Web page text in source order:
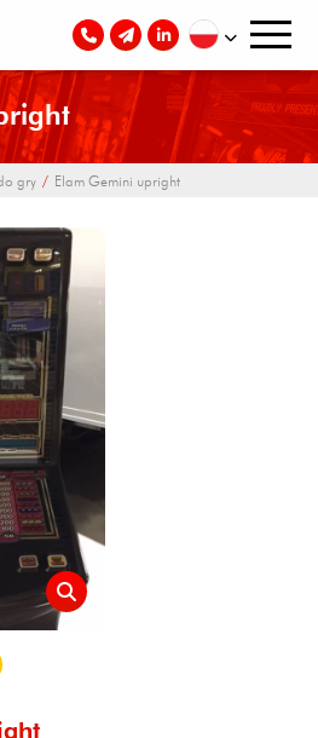
gry Elam Gemini upright